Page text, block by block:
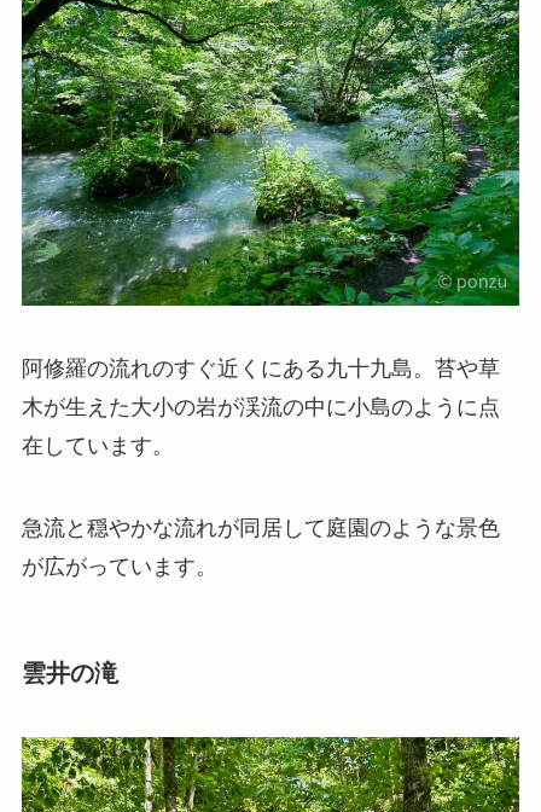
阿修羅の流れのすぐ近くにある九十九島。苔や草
木が生えた大小の岩が渓流の中に小島のように点
在しています。
急流と穏やかな流れが同居して庭園のような景色
が広がっています。
雲井の滝